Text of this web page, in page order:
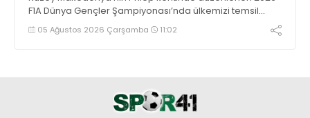
F1A Dünya Gençler Şampiyonası’nda ülkemizi temsil
eden millî sporcumuz İdil Ceylin YIRTAR, büyük bir
başarıya imza atarak Dünya ikincisi oldu.
05 Ağustos 2026 Çarşamba 11:02